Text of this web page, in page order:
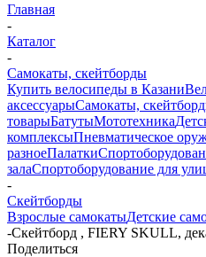
Главная
-
Каталог
-
Самокаты, скейтборды
Купить велосипеды в Казани
аксессуарыСамокаты,
товарыБатутыМототехника
комплексыПневматическое
разноеПалатки
залаСпортоборудование для
-
Скейтборды
Взрослые самокатыДетские
-Скейтборд , FIERY SKULL,
Поделиться